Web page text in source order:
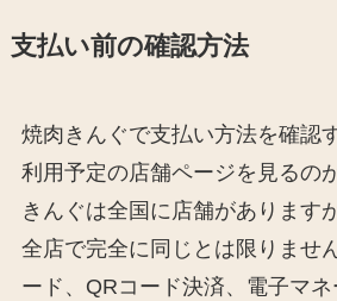
支払い前の確認方法
焼肉きんぐで支払い方法を確認
利用予定の店舗ページを見るの
きんぐは全国に店舗があります
全店で完全に同じとは限りませ
ード、QRコード決済、電子マ